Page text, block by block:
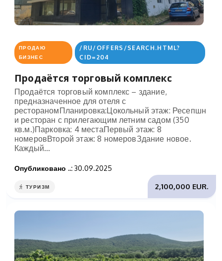
ПРОДАЮ
БИЗНЕС
/RU/OFFERS/SEARCH.HTML?
CID=204
Продаётся торговый комплекс
Продаётся торговый комплекс – здание,
предназначенное для отеля с
рестораномПланировка:Цокольный этаж: Ресепшн
и ресторан с прилегающим летним садом (350
кв.м.)Парковка: 4 местаПервый этаж: 8
номеровВторой этаж: 8 номеровЗдание новое.
Каждый...
Опубликовано ..: 30.09.2025
2,100,000 EUR.
ТУРИЗМ